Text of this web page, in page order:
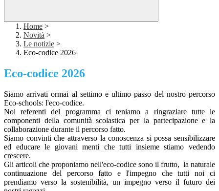
Home >
Novità >
Le notizie >
Eco-codice 2026
Eco-codice 2026
Siamo arrivati ormai al settimo e ultimo passo del nostro percorso
Eco-schools: l'eco-codice.
Noi referenti del programma ci teniamo a ringraziare tutte le
componenti della comunità scolastica per la partecipazione e la
collaborazione durante il percorso fatto.
Siamo convinti che attraverso la conoscenza si possa sensibilizzare
ed educare le giovani menti che tutti insieme stiamo vedendo
crescere.
Gli articoli che proponiamo nell'eco-codice sono il frutto, la naturale
continuazione del percorso fatto e l'impegno che tutti noi ci
prendiamo verso la sostenibilità, un impegno verso il futuro dei